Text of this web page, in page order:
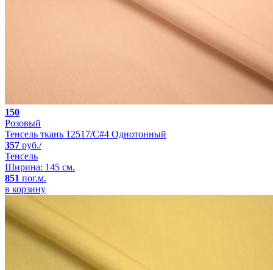
150
Розовый
Тенсель ткань 12517/C#4 Однотонный
357 руб./
Тенсель
Ширина: 145 см.
851 пог.м.
в корзину